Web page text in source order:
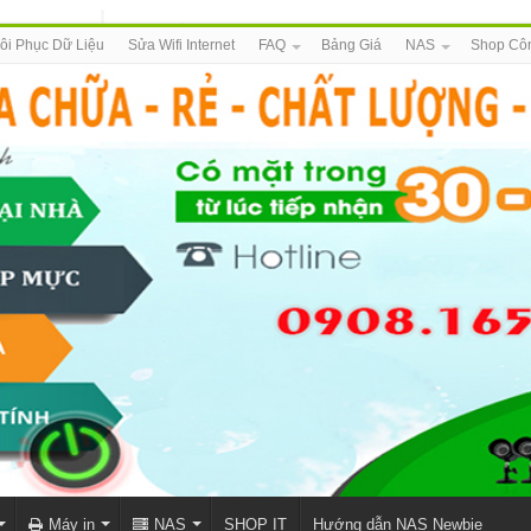
Phục Dữ Liệu Sửa Wifi Internet FAQ Bảng Giá NAS Shop
Máy in NAS SHOP IT Hướng dẫn NAS Newbie